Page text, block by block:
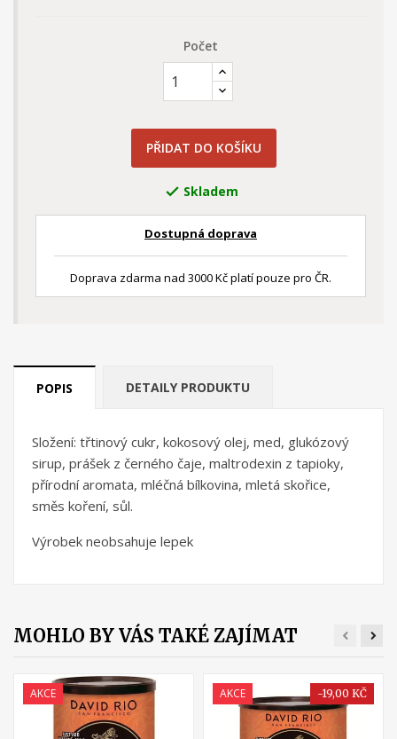
Počet
PŘIDAT DO KOŠÍKU
 Skladem
Dostupná doprava
Doprava zdarma nad 3000 Kč platí pouze pro ČR.
POPIS DETAILY PRODUKTU
Složení: třtinový cukr, kokosový olej, med, glukózový
sirup, prášek z černého čaje, maltrodexin z tapioky,
přírodní aromata, mléčná bílkovina, mletá skořice,
směs koření, sůl.
Výrobek neobsahuje lepek
MOHLO BY VÁS TAKÉ ZAJÍMAT
AKCE AKCE -19,00 KČ